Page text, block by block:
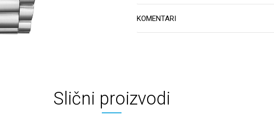
KOMENTARI
Slični proizvodi